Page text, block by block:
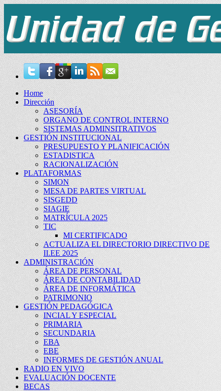
Home
Dirección
ASESORÍA
ORGANO DE CONTROL INTERNO
SISTEMAS ADMINSITRATIVOS
GESTIÓN INSTITUCIONAL
PRESUPUESTO Y PLANIFICACIÓN
ESTADISTICA
RACIONALIZACIÓN
PLATAFORMAS
SIMON
MESA DE PARTES VIRTUAL
SISGEDD
SIAGIE
MATRÍCULA 2025
TIC
MI CERTIFICADO
ACTUALIZA EL DIRECTORIO DIRECTIVO DE
II.EE 2025
ADMINISTRACIÓN
ÁREA DE PERSONAL
ÁREA DE CONTABILIDAD
ÁREA DE INFORMÁTICA
PATRIMONIO
GESTIÓN PEDAGÓGICA
INCIAL Y ESPECIAL
PRIMARIA
SECUNDARIA
EBA
EBE
INFORMES DE GESTIÓN ANUAL
RADIO EN VIVO
EVALUACIÓN DOCENTE
BECAS